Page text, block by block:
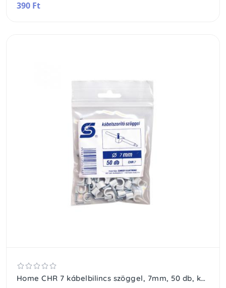
390 Ft
Home CHR 7 kábelbilincs szöggel, 7mm, 50 db, kerek vezetékhez